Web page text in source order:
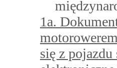
1a.
się z